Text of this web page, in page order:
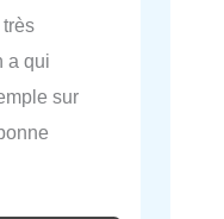
a qui
sur